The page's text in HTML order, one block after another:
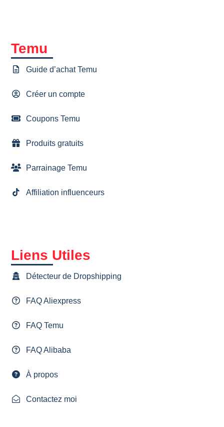
Temu
Guide d’achat Temu
Créer un compte
Coupons Temu
Produits gratuits
Parrainage Temu
Affiliation influenceurs
Liens Utiles
Détecteur de Dropshipping
FAQ Aliexpress
FAQ Temu
FAQ Alibaba
À propos
Contactez moi